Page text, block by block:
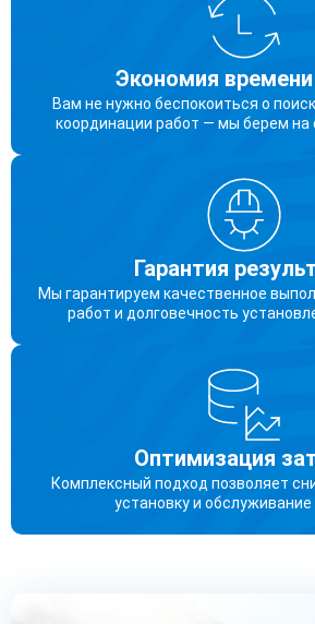
Экономия времени
Вам не нужно беспокоиться о
координации работ — мы берем на
Гарантия
Мы гарантируем качественное
работ и долговечность
Оптимизация
Комплексный подход позволяет
установку и обслуживание